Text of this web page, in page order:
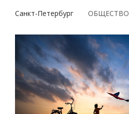
Санкт-Петербург ОБЩЕСТВО